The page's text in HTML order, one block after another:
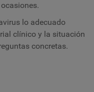
lo adecuado
clínico y la situación
concretas.